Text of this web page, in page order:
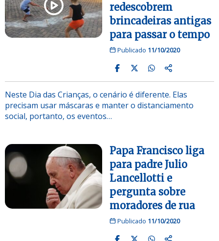
redescobrem
brincadeiras antigas
para passar o tempo
Publicado 11/10/2020
Neste Dia das Crianças, o cenário é diferente. Elas
precisam usar máscaras e manter o distanciamento
social, portanto, os eventos…
Papa Francisco liga
para padre Julio
Lancellotti e
pergunta sobre
moradores de rua
Publicado 11/10/2020